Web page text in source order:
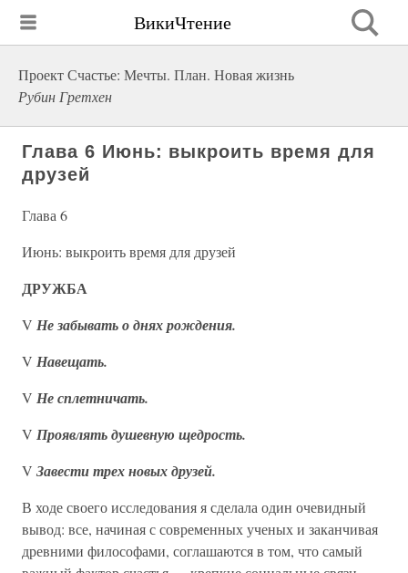
ВикиЧтение
Проект Счастье: Мечты. План. Новая жизнь
Рубин Гретхен
Глава 6 Июнь: выкроить время для
друзей
Глава 6
Июнь: выкроить время для друзей
ДРУЖБА
V Не забывать о днях рождения.
V Навещать.
V Не сплетничать.
V Проявлять душевную щедрость.
V Завести трех новых друзей.
В ходе своего исследования я сделала один очевидный
вывод: все, начиная с современных ученых и заканчивая
древними философами, соглашаются в том, что самый